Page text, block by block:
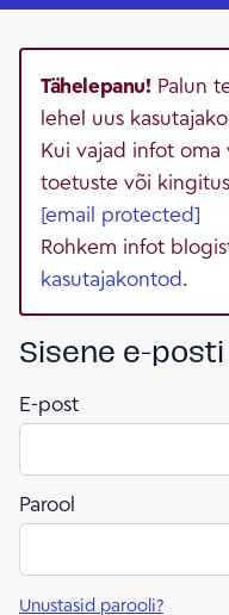
Tähelepanu! Palun
lehel uus
Kui vajad infot oma
toetuste või
[email protected]
Rohkem infot
kasutajakontod.
Sisene e-
E-post
Parool
Unustasid parooli?